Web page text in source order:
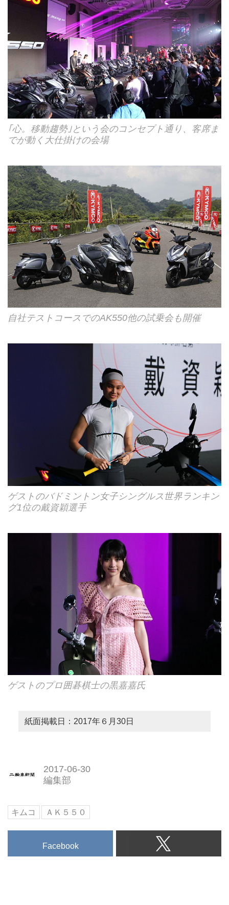
｢心。移動趨勢｣という会のコンセプト通り、客席ま
でが動く大仕掛けの会場
自社テストコースでのAK550他の試乗会も開催
ゲストのバドミントン女子シングルス世界ランキン
グ1位の戴資穎選手
ゲストのプロ囲碁棋士の黒嘉嘉氏
紙面掲載日：2017年６月30日
2017-06-30
編集部
キムコ ＡＫ５５０
Facebook